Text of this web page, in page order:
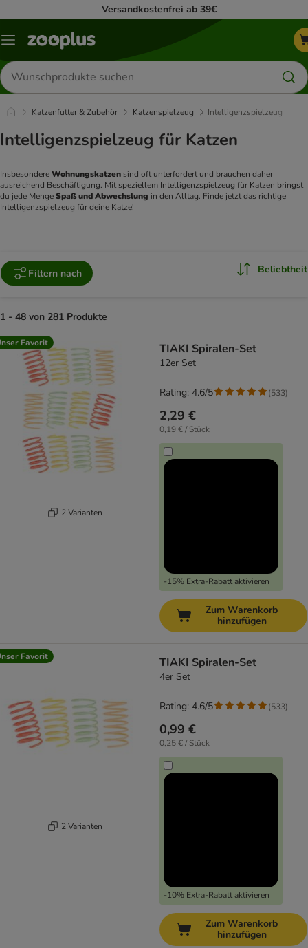
Versandkostenfrei ab 39€
Menü
Produkte
suchen
Katzenfutter & Zubehör Katzenspielzeug Intelligenzspielzeug
Intelligenzspielzeug für Katzen
Insbesondere Wohnungskatzen sind oft unterfordert und brauchen daher
ausreichend Beschäftigung. Mit speziellem Intelligenzspielzeug für Katzen bringst
du jede Menge Spaß und Abwechslung in den Alltag. Finde jetzt das richtige
Intelligenzspielzeug für deine Katze!
Filtern nach Beliebtheit
1 - 48 von 281 Produkte
product items have been changed
Favorit
2 Varianten
TIAKI Spiralen-Set
12er Set
2,29 €
0,19 € / Stück
-15% Extra-Rabatt aktivieren
Rating: 4.6/5 (533)
Zum Warenkorb
hinzufügen
Favorit
2 Varianten
TIAKI Spiralen-Set
4er Set
0,99 €
0,25 € / Stück
-10% Extra-Rabatt aktivieren
Rating: 4.6/5 (533)
Zum Warenkorb
hinzufügen